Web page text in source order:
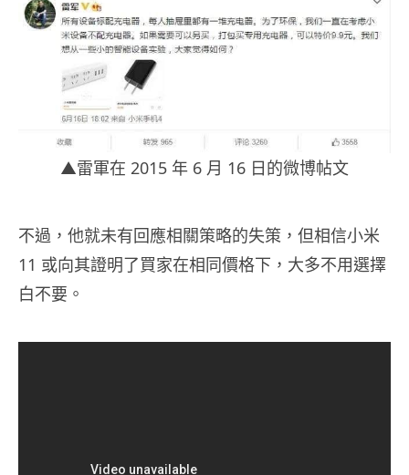
▲雷軍在 2015 年 6 月 16 日的微博帖文
不過，他就未有回應相關策略的失策，但相信小米
11 或向其證明了買家在相同價格下，大多不用選擇
白不要。